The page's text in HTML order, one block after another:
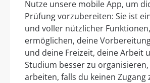
Nutze unsere mobile App, um
Prüfung vorzubereiten: Sie ist
und voller nützlicher
ermöglichen, deine
und deine Freizeit, deine Arbeit
Studium besser zu
arbeiten, falls du keinen Zugang